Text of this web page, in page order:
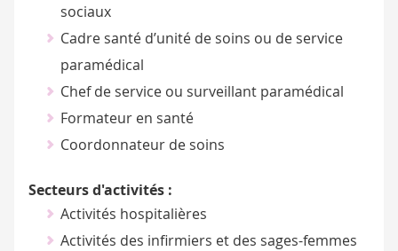
sociaux
Cadre santé d’unité de soins ou de service
paramédical
Chef de service ou surveillant paramédical
Formateur en santé
Coordonnateur de soins
Secteurs d'activités :
Activités hospitalières
Activités des infirmiers et des sages-femmes